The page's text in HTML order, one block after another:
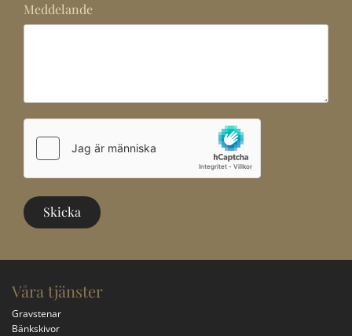
Meddelande
Våra tjänster
Gravstenar
Bänkskivor